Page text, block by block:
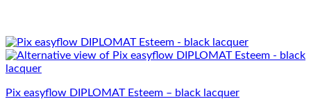
Pix easyflow DIPLOMAT Esteem – black lacquer